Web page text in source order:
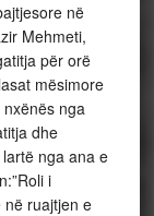
në
Mehmeti,
për orë
mësimore
nga
dhe
nga ana e
i
në ruajtjen e